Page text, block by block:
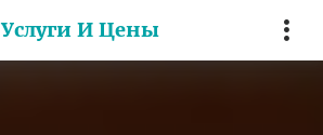
Услуги И Цены